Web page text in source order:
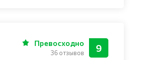
9
Превосходно
36 отзывов